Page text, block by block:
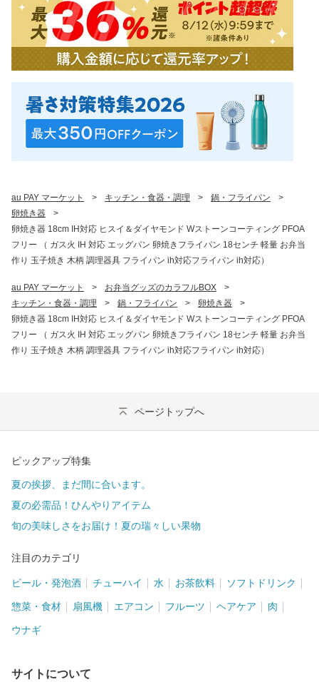
au PAY マーケット > キッチン・食器・調理 > 鍋・フライパン
>
卵焼き器
>
卵焼き器 18cm IH対応 ヒスイ＆ダイヤモンド Wストーンコーティング PFOA
フリー （ ガス火 IH 対応 エッグパン 卵焼きフライパン 18センチ 軽量 お弁当
作り 玉子焼き 木柄 調理器具 フライパン ih対応フライパン ih対応）
au PAY マーケット > お弁当グッズのカラフルBOX
>
キッチン・食器・調理
> 鍋・フライパン > 卵焼き器
>
卵焼き器 18cm IH対応 ヒスイ＆ダイヤモンド Wストーンコーティング PFOA
フリー （ ガス火 IH 対応 エッグパン 卵焼きフライパン 18センチ 軽量 お弁当
作り 玉子焼き 木柄 調理器具 フライパン ih対応フライパン ih対応）
ページトップへ
ピックアップ特集
夏の挨拶、まだ間に合います。
夏の必需品！ひんやりアイテム
旬の美味しさをお届け！夏の瑞々しい果物
注目のカテゴリ
ビール・発泡酒 チューハイ 水 お茶飲料 ソフトドリンク
惣菜・食材 扇風機 エアコン フルーツ ヘアケア 肉
ウナギ
サイトについて